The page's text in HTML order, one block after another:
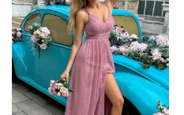
Par matière
Robe crochet
Robe dentelle
Robe en jean
Robe en lin